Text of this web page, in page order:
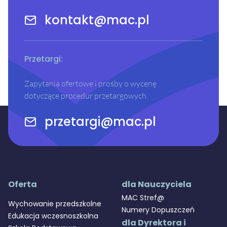
kontakt@mac.pl
Przetargi:
Zapytania ofertowe i prośby o wycenę
dotyczące procedur przetargowych
przetargi@mac.pl
Oferta
Wychowanie przedszkolne
Edukacja wczesnoszkolna
dla Nauczyciela
MAC Stref@
Numery Dopuszczeń
dla Dyrektora i